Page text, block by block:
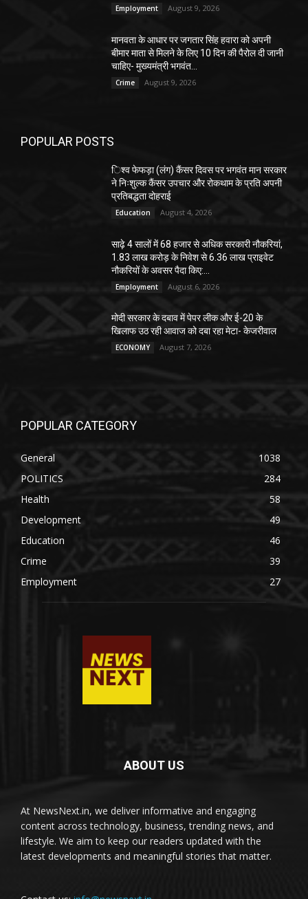
Employment August 9, 2026
मानवता के आधार पर जगतार सिंह हवारा को अपनी
बीमार माता से मिलने के लिए 10 दिन की पैरोल दी जानी
चाहिए- मुख्यमंत्री भगवंत...
Crime August 9, 2026
POPULAR POSTS
िश्व फेफड़ा (लंग) कैंसर दिवस पर भगवंत मान सरकार
ने निःशुल्क कैंसर उपचार और रोकथाम के प्रति अपनी
प्रतिबद्धता दोहराई
Education August 4, 2026
साढ़े 4 सालों में 68 हजार से अधिक सरकारी नौकरियां,
1.83 लाख करोड़ के निवेश से 6.36 लाख प्राइवेट
नौकरियों के अवसर पैदा किए:...
Employment August 6, 2026
मोदी सरकार के दबाव में पेपर लीक और ई-20 के
खिलाफ उठ रही आवाज को दबा रहा मेटा- केजरीवाल
ECONOMY August 7, 2026
POPULAR CATEGORY
General
1038
POLITICS
284
Health
58
Development
49
Education
46
Crime
39
Employment
27
ABOUT US
At NewsNext.in, we deliver informative and engaging
content across technology, business, trending news, and
lifestyle. We aim to keep our readers updated with the
latest developments and meaningful stories that matter.